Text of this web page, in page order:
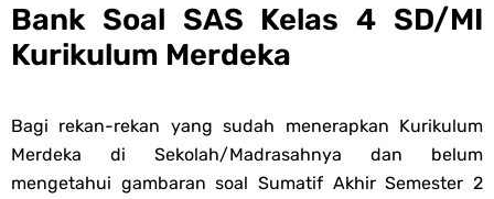
Bank Soal SAS Kelas 4 SD/MI
Kurikulum Merdeka
Bagi rekan-rekan yang sudah menerapkan Kurikulum
Merdeka di Sekolah/Madrasahnya dan belum
mengetahui gambaran soal Sumatif Akhir Semester 2